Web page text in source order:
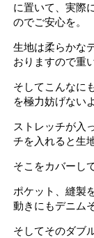
に置いて、実際
のでご安心を。
生地は柔らかな
おりますので重
そしてこんなに
を極力妨げない
ストレッチが入
チを入れると生
そこをカバーし
ポケット、縫製
動きにもデニム
そしてそのダブ